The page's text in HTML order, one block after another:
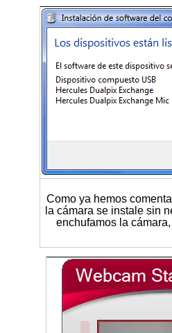
Como ya hemos
la cámara se instale sin
enchufamos la